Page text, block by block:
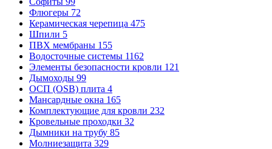
Флюгеры 72
Керамическая черепица 475
Шпили 5
ПВХ мембраны 155
Водосточные системы 1162
Элементы безопасности кровли 121
Дымоходы 99
ОСП (OSB) плита 4
Мансардные окна 165
Комплектующие для кровли 232
Кровельные проходки 32
Дымники на трубу 85
Молниезащита 329